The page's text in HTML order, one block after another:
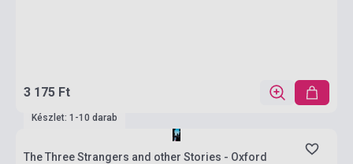
3 175 Ft
Készlet: 1-10 darab
The Three Strangers and other Stories - Oxford